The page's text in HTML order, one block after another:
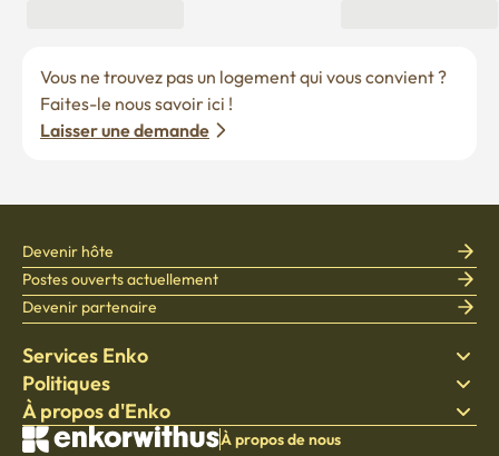
Vous ne trouvez pas un logement qui vous convient ?
Faites-le nous savoir ici !
Laisser une demande
Services Enko
Trouver un logement
Literie
Blog
Politiques
Politique de confidentialité
Conditions générales d'utilisation
À propos d'Enko
À propos de l'entreprise
Devenir hôte
Postes ouverts actuellement
Devenir partenaire
À propos de nous